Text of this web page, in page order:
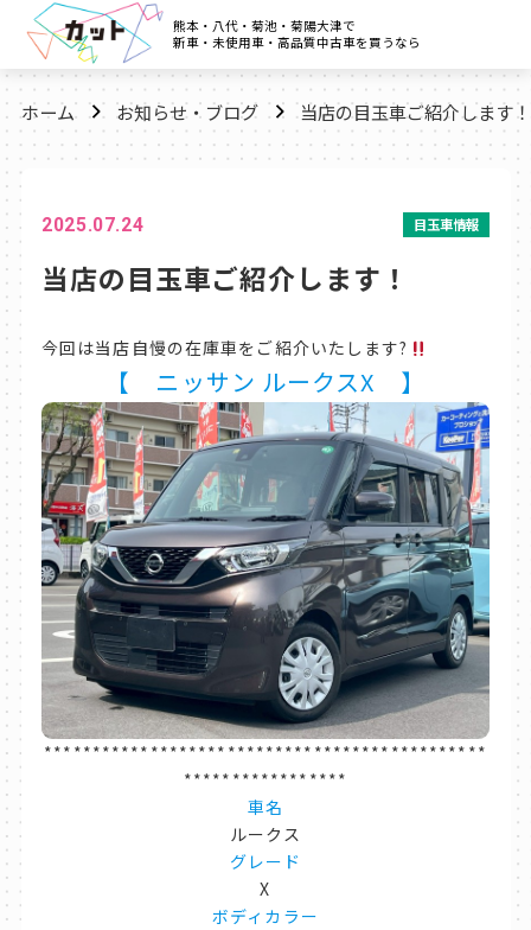
熊本・八代・菊池・菊陽大津で
新車・未使用車・高品質中古車を買うなら
ホーム お知らせ・ブログ 当店の目玉車ご紹介します！
2025.07.24 目玉車情報
当店の目玉車ご紹介します！
今回は当店自慢の在庫車をご紹介いたします?
【 ニッサン ルークスX 】
**********************************************
*****************
車名
ルークス
グレード
X
ボディカラー